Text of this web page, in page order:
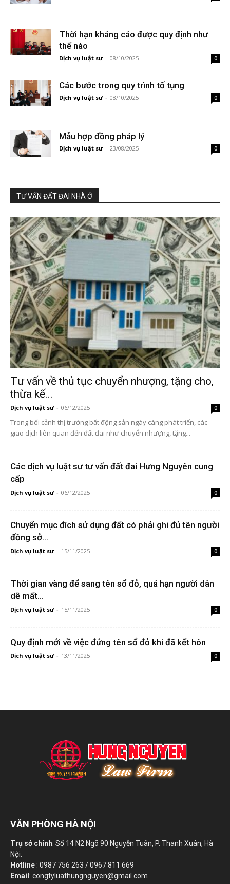
Thời hạn kháng cáo được quy định như
thế nào
Dịch vụ luật sư - 08/10/2025 0
Các bước trong quy trình tố tụng
Dịch vụ luật sư - 08/10/2025 0
Mẫu hợp đồng pháp lý
Dịch vụ luật sư - 23/08/2025 0
TƯ VẤN ĐẤT ĐAI NHÀ Ở
Tư vấn về thủ tục chuyển nhượng, tặng cho,
thừa kế...
Dịch vụ luật sư - 06/12/2025 0
Trong bối cảnh thị trường bất động sản ngày càng phát triển, các
giao dịch liên quan đến đất đai như chuyển nhượng, tặng...
Các dịch vụ luật sư tư vấn đất đai Hưng Nguyên cung
cấp
Dịch vụ luật sư - 06/12/2025 0
Chuyển mục đích sử dụng đất có phải ghi đủ tên người
đồng sở...
Dịch vụ luật sư - 15/11/2025 0
Thời gian vàng để sang tên sổ đỏ, quá hạn người dân
dễ mất...
Dịch vụ luật sư - 15/11/2025 0
Quy định mới về việc đứng tên sổ đỏ khi đã kết hôn
Dịch vụ luật sư - 13/11/2025 0
VĂN PHÒNG HÀ NỘI
Trụ sở chính: Số 14 N2 Ngõ 90 Nguyễn Tuân, P. Thanh Xuân, Hà
Nội.
Hotline : 0987 756 263 / 0967 811 669
Email : congtyluathungnguyen@gmail.com